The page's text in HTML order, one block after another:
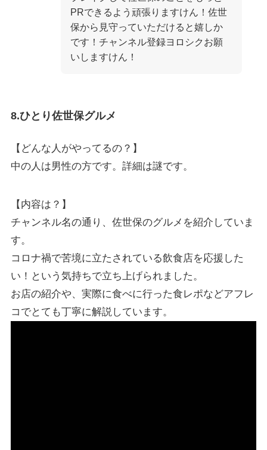
PRできるよう頑張りますけん！佐世
保から見守っていただけると嬉しか
です！チャンネル登録ヨロシクお願
いしますけん！
8.ひとり佐世保グルメ
【どんな人がやってるの？】
中の人は男性の方です。詳細は謎です。
【内容は？】
チャンネル名の通り、佐世保のグルメを紹介していま
す。
コロナ禍で苦境に立たされている飲食店を応援した
い！という気持ちで立ち上げられました。
お店の紹介や、実際に食べに行った食レポなどアフレ
コでとても丁寧に解説しています。